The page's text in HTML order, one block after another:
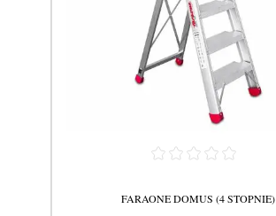
FARAONE DOMUS (4 STOPNIE)